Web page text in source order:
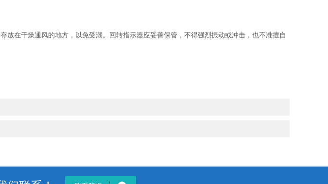
在干燥通风的地方，以免受潮。回转指示器应妥善保管，不得强烈振动或冲击，也不准擅自